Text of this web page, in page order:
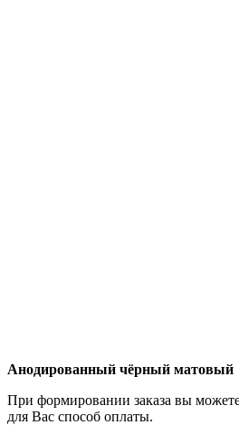
Анодированный чёрный матовый
При формировании заказа вы
для Вас способ оплаты.